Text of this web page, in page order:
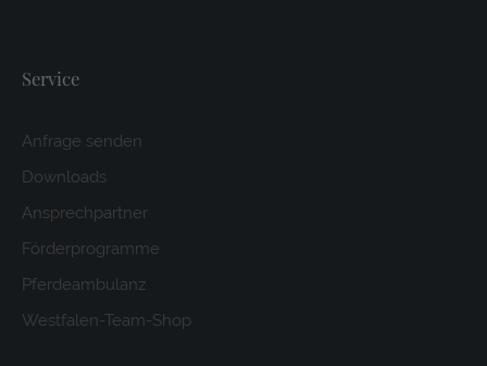
Service
Anfrage senden
Downloads
Ansprechpartner
Förderprogramme
Pferdeambulanz
Westfalen-Team-Shop